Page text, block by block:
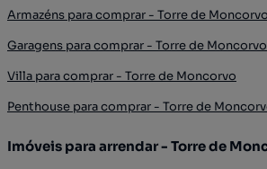
Armazéns para comprar - Torre de Moncorvo
Garagens para comprar - Torre de Moncorvo
Villa para comprar - Torre de Moncorvo
Penthouse para comprar - Torre de
Imóveis para arrendar - Torre de